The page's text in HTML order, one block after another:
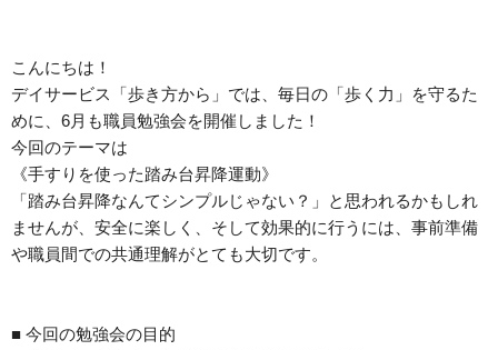
こんにちは！
デイサービス「歩き方から」では、毎日の「歩く力」を守るた
めに、6月も職員勉強会を開催しました！
今回のテーマは
《手すりを使った踏み台昇降運動》
「踏み台昇降なんてシンプルじゃない？」と思われるかもしれ
ませんが、安全に楽しく、そして効果的に行うには、事前準備
や職員間での共通理解がとても大切です。
■ 今回の勉強会の目的